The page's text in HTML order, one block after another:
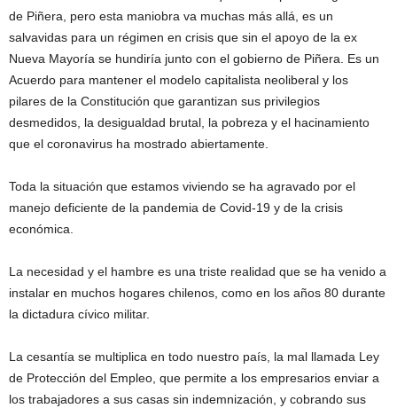
de Piñera, pero esta maniobra va muchas más allá, es un
salvavidas para un régimen en crisis que sin el apoyo de la ex
Nueva Mayoría se hundiría junto con el gobierno de Piñera. Es un
Acuerdo para mantener el modelo capitalista neoliberal y los
pilares de la Constitución que garantizan sus privilegios
desmedidos, la desigualdad brutal, la pobreza y el hacinamiento
que el coronavirus ha mostrado abiertamente.
Toda la situación que estamos viviendo se ha agravado por el
manejo deficiente de la pandemia de Covid-19 y de la crisis
económica.
La necesidad y el hambre es una triste realidad que se ha venido a
instalar en muchos hogares chilenos, como en los años 80 durante
la dictadura cívico militar.
La cesantía se multiplica en todo nuestro país, la mal llamada Ley
de Protección del Empleo, que permite a los empresarios enviar a
los trabajadores a sus casas sin indemnización, y cobrando sus